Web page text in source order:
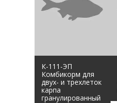
К-111-ЭП
Комбикорм для
двух- и трехлеток
карпа
гранулированный